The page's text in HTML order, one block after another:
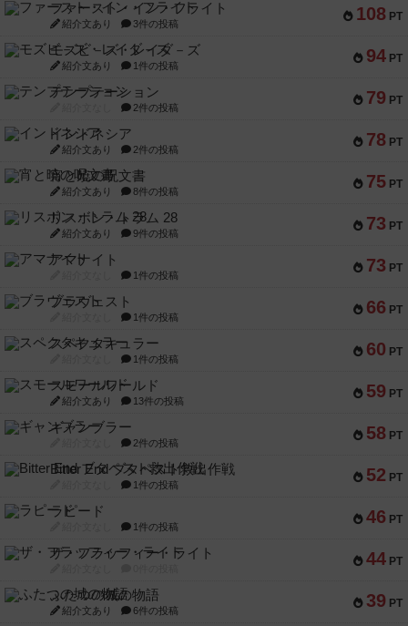
108 PT
ファースト・イン・フライト
紹介文あり 3件の投稿
94 PT
モズビ－ズ・レイダ－ズ
紹介文あり 1件の投稿
79 PT
テンプテーション
2件の投稿
78 PT
インドネシア
紹介文あり 2件の投稿
75 PT
宵と暁の呪文書
紹介文あり 8件の投稿
73 PT
リスボン・トラム 28
紹介文あり 9件の投稿
73 PT
アマナイト
1件の投稿
66 PT
ブラヴェスト
1件の投稿
60 PT
スペクタキュラー
1件の投稿
59 PT
スモールワールド
紹介文あり 13件の投稿
58 PT
ギャンブラー
2件の投稿
52 PT
Bitter End ブタペスト救出作戦
1件の投稿
46 PT
ラピード
1件の投稿
44 PT
ザ・フラッフィー・ライト
39 PT
ふたつの城の物語
紹介文あり 6件の投稿